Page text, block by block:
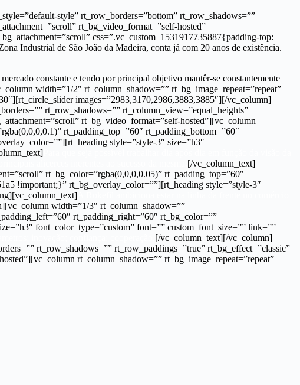
style” rt_row_borders=”bottom” rt_row_shadows=””
rt_bg_video_format=”self-hosted”
css=”.vc_custom_1531917735887{padding-top:
Industrial de São João da Madeira, conta já com 20 anos de existência.
constante e tendo por principal objetivo mantêr-se constantemente
width=”1/2″ rt_column_shadow=”” rt_bg_image_repeat=”repeat”
images=”2983,3170,2986,3883,3885″][/vc_column]
rt_row_shadows=”” rt_column_view=”equal_heights”
rt_bg_video_format=”self-hosted”][vc_column
rt_padding_top=”60″ rt_padding_bottom=”60″
style=”style-3″ size=”h3″
[/vc_column_text]
rt_bg_color=”rgba(0,0,0,0.05)” rt_padding_top=”60″
!important;}” rt_bg_overlay_color=””][rt_heading style=”style-3″
width=”1/3″ rt_column_shadow=””
rt_padding_right=”60″ rt_bg_color=””
font_color_type=”custom” font=”” custom_font_size=”” link=””
[/vc_column_text][/vc_column]
rt_row_shadows=”” rt_row_paddings=”true” rt_bg_effect=”classic”
rt_column_shadow=”” rt_bg_image_repeat=”repeat”